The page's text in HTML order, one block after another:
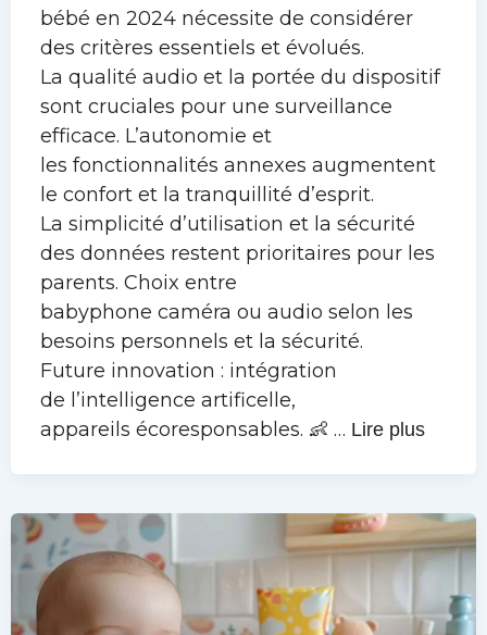
bébé en 2024 nécessite de considérer
des critères essentiels et évolués.
La qualité audio et la portée du dispositif
sont cruciales pour une surveillance
efficace. L’autonomie et
les fonctionnalités annexes augmentent
le confort et la tranquillité d’esprit.
La simplicité d’utilisation et la sécurité
des données restent prioritaires pour les
parents. Choix entre
babyphone caméra ou audio selon les
besoins personnels et la sécurité.
Future innovation : intégration
de l’intelligence artificelle,
appareils écoresponsables. 👶 … Lire plus